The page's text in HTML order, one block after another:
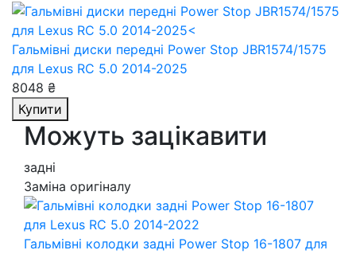
Гальмівні диски передні Power Stop JBR1574/1575
для Lexus RC 5.0 2014-2025
8048 ₴
Купити
Можуть зацікавити
задні
Заміна оригіналу
Гальмівні колодки задні Power Stop 16-1807 для